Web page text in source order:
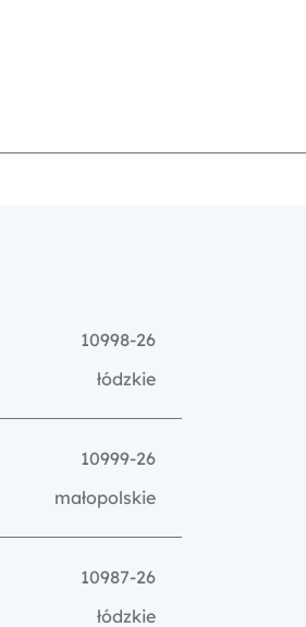
10998-26
łódzkie
10999-26
małopolskie
10987-26
łódzkie